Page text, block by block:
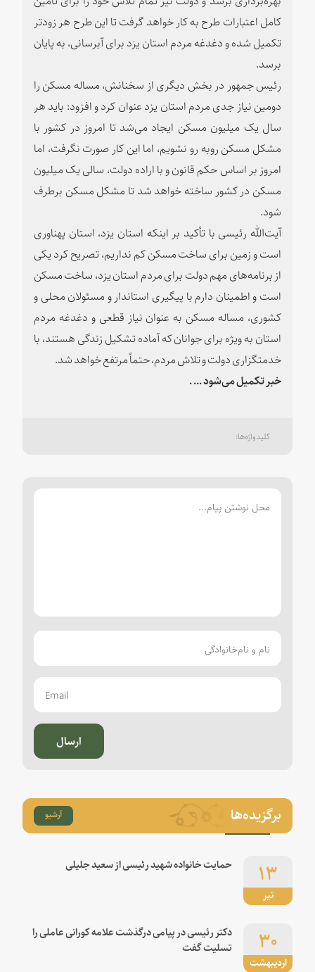
کامل اعتبارات طرح به کار خواهد گرفت تا این طرح هر زودتر
تکمیل شده و دغدغه مردم استان یزد برای آبرسانی، به پایان
برسد.
رئیس جمهور در بخش دیگری از سخنانش، مساله مسکن را
دومین نیاز جدی مردم استان یزد عنوان کرد و افزود: باید هر
سال یک میلیون مسکن ایجاد می‌شد تا امروز در کشور با
مشکل مسکن روبه رو نشویم، اما این کار صورت نگرفت، اما
امروز بر اساس حکم قانون و با اراده دولت، سالی یک میلیون
مسکن در کشور ساخته خواهد شد تا مشکل مسکن برطرف
شود.
آیت‌الله رئیسی با تأکید بر اینکه استان یزد، استان پهناوری
است و زمین برای ساخت مسکن کم نداریم، تصریح کرد یکی
از برنامه‌های مهم دولت برای مردم استان یزد، ساخت مسکن
است و اطمینان دارم با پیگیری استاندار و مسئولان محلی و
کشوری، مساله مسکن به عنوان نیاز قطعی و دغدغه مردم
استان به ویژه برای جوانان که آماده تشکیل زندگی هستند، با
خدمتگزاری دولت و تلاش مردم، حتماً مرتفع خواهد شد.
خبر تکمیل می‌شود ... .
ارسال
برگزیده‌ها آرشیو
تیر
۱۳ حمایت خانواده شهید رئیسی از سعید جلیلی
اردیبهشت
۳۰
دکتر رئیسی در پیامی درگذشت علامه کورانی عاملی را
تسلیت گفت